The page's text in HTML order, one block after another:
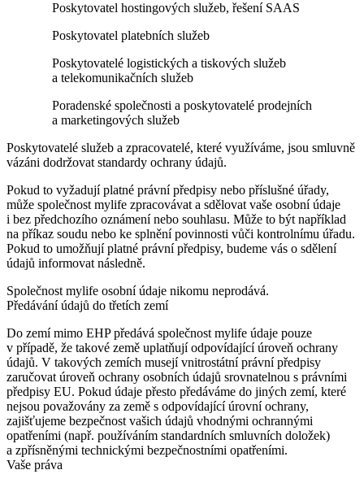
Poskytovatel hostingových služeb, řešení SAAS
Poskytovatel platebních služeb
Poskytovatelé logistických a tiskových služeb
a telekomunikačních služeb
Poradenské společnosti a poskytovatelé prodejních
a marketingových služeb
Poskytovatelé služeb a zpracovatelé, které využíváme, jsou smluvně
vázáni dodržovat standardy ochrany údajů.
Pokud to vyžadují platné právní předpisy nebo příslušné úřady,
může společnost mylife zpracovávat a sdělovat vaše osobní údaje
i bez předchozího oznámení nebo souhlasu. Může to být například
na příkaz soudu nebo ke splnění povinnosti vůči kontrolnímu úřadu.
Pokud to umožňují platné právní předpisy, budeme vás o sdělení
údajů informovat následně.
Společnost mylife osobní údaje nikomu neprodává.
Předávání údajů do třetích zemí
Do zemí mimo EHP předává společnost mylife údaje pouze
v případě, že takové země uplatňují odpovídající úroveň ochrany
údajů. V takových zemích musejí vnitrostátní právní předpisy
zaručovat úroveň ochrany osobních údajů srovnatelnou s právními
předpisy EU. Pokud údaje přesto předáváme do jiných zemí, které
nejsou považovány za země s odpovídající úrovní ochrany,
zajišťujeme bezpečnost vašich údajů vhodnými ochrannými
opatřeními (např. používáním standardních smluvních doložek)
a zpřísněnými technickými bezpečnostními opatřeními.
Vaše práva